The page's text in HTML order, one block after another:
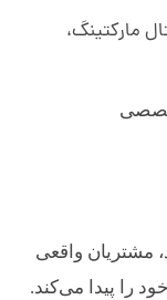
مارکتینگ،
مشتریان واقعی
را پیدا می‌کند.